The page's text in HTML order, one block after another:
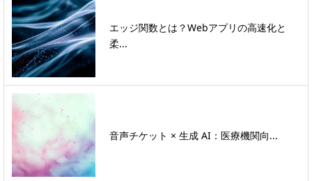
エッジ関数とは？Webアプリの高速化と
柔...
音声チケット × 生成 AI：医療機関向...